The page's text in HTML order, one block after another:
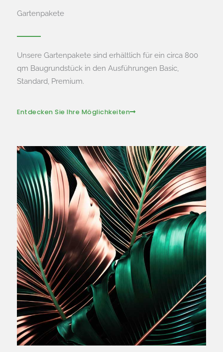
Gartenpakete
Unsere Gartenpakete sind erhältlich für ein circa 800
qm Baugrundstück in den Ausführungen Basic,
Standard, Premium.
Entdecken Sie Ihre Möglichkeiten